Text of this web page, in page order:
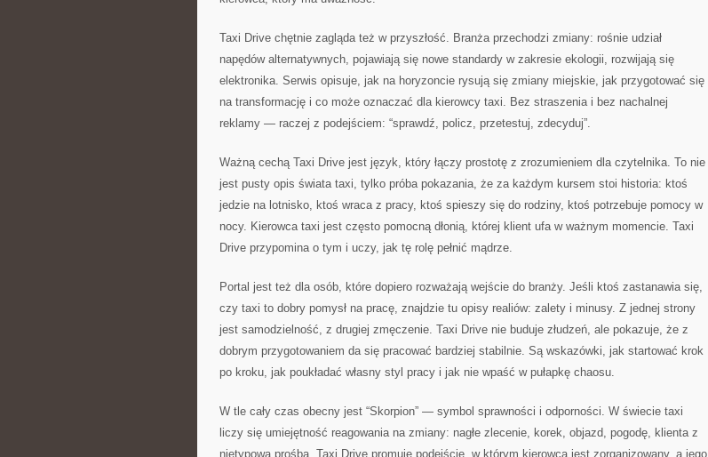
Taxi Drive chętnie zagląda też w przyszłość. Branża przechodzi zmiany: rośnie udział
napędów alternatywnych, pojawiają się nowe standardy w zakresie ekologii, rozwijają się
elektronika. Serwis opisuje, jak na horyzoncie rysują się zmiany miejskie, jak przygotować się
na transformację i co może oznaczać dla kierowcy taxi. Bez straszenia i bez nachalnej
reklamy — raczej z podejściem: “sprawdź, policz, przetestuj, zdecyduj”.
Ważną cechą Taxi Drive jest język, który łączy prostotę z zrozumieniem dla czytelnika. To nie
jest pusty opis świata taxi, tylko próba pokazania, że za każdym kursem stoi historia: ktoś
jedzie na lotnisko, ktoś wraca z pracy, ktoś spieszy się do rodziny, ktoś potrzebuje pomocy w
nocy. Kierowca taxi jest często pomocną dłonią, której klient ufa w ważnym momencie. Taxi
Drive przypomina o tym i uczy, jak tę rolę pełnić mądrze.
Portal jest też dla osób, które dopiero rozważają wejście do branży. Jeśli ktoś zastanawia się,
czy taxi to dobry pomysł na pracę, znajdzie tu opisy realiów: zalety i minusy. Z jednej strony
jest samodzielność, z drugiej zmęczenie. Taxi Drive nie buduje złudzeń, ale pokazuje, że z
dobrym przygotowaniem da się pracować bardziej stabilnie. Są wskazówki, jak startować krok
po kroku, jak poukładać własny styl pracy i jak nie wpaść w pułapkę chaosu.
W tle cały czas obecny jest “Skorpion” — symbol sprawności i odporności. W świecie taxi
liczy się umiejętność reagowania na zmiany: nagłe zlecenie, korek, objazd, pogodę, klienta z
nietypową prośbą. Taxi Drive promuje podejście, w którym kierowca jest zorganizowany, a jego